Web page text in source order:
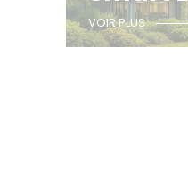
VOIR PLUS